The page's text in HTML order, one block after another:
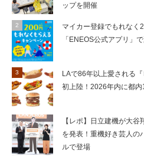
ップを開催
マイカー登録でもれなく
「ENEOS公式アプリ」
LAで86年以上愛される
初上陸！2026年内に都
【レポ】日立建機が大
を発表！重機好き芸人の
ルで登場